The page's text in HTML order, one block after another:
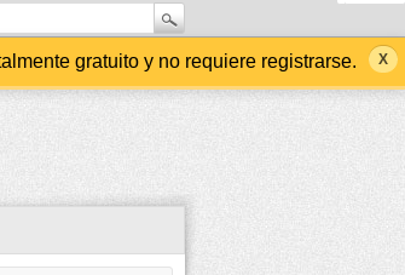
gratuito y no requiere registrarse.